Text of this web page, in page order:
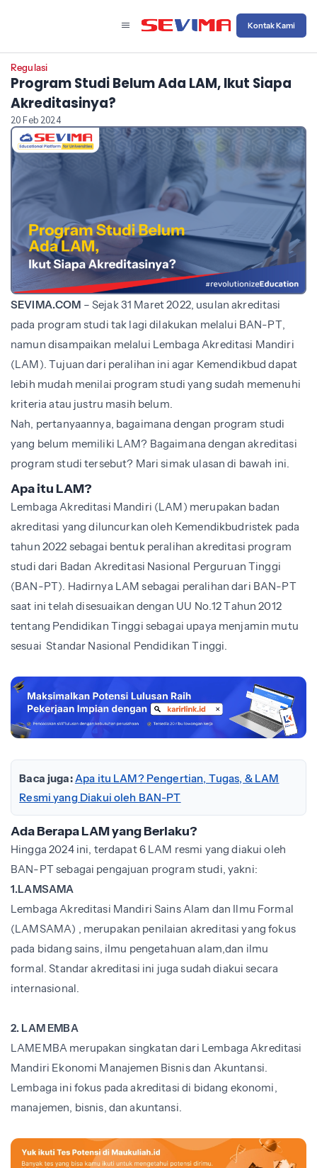
Kontak Kami
Regulasi
Program Studi Belum Ada LAM, Ikut Siapa
Akreditasinya?
20 Feb 2024
SEVIMA.COM – Sejak 31 Maret 2022, usulan akreditasi
pada program studi tak lagi dilakukan melalui BAN-PT,
namun disampaikan melalui Lembaga Akreditasi Mandiri
(LAM). Tujuan dari peralihan ini agar Kemendikbud dapat
lebih mudah menilai program studi yang sudah memenuhi
kriteria atau justru masih belum.
Nah, pertanyaannya, bagaimana dengan program studi
yang belum memiliki LAM? Bagaimana dengan akreditasi
program studi tersebut? Mari simak ulasan di bawah ini.
Apa itu LAM?
Lembaga Akreditasi Mandiri (LAM) merupakan badan
akreditasi yang diluncurkan oleh Kemendikbudristek pada
tahun 2022 sebagai bentuk peralihan akreditasi program
studi dari Badan Akreditasi Nasional Perguruan Tinggi
(BAN-PT). Hadirnya LAM sebagai peralihan dari BAN-PT
saat ini telah disesuaikan dengan UU No.12 Tahun 2012
tentang Pendidikan Tinggi sebagai upaya menjamin mutu
sesuai Standar Nasional Pendidikan Tinggi.
Baca juga: Apa itu LAM? Pengertian, Tugas, & LAM
Resmi yang Diakui oleh BAN-PT
Ada Berapa LAM yang Berlaku?
Hingga 2024 ini, terdapat 6 LAM resmi yang diakui oleh
BAN-PT sebagai pengajuan program studi, yakni:
1.LAMSAMA
Lembaga Akreditasi Mandiri Sains Alam dan Ilmu Formal
(LAMSAMA) , merupakan penilaian akreditasi yang fokus
pada bidang sains, ilmu pengetahuan alam,dan ilmu
formal. Standar akreditasi ini juga sudah diakui secara
internasional.
2. LAM EMBA
LAMEMBA merupakan singkatan dari Lembaga Akreditasi
Mandiri Ekonomi Manajemen Bisnis dan Akuntansi.
Lembaga ini fokus pada akreditasi di bidang ekonomi,
manajemen, bisnis, dan akuntansi.